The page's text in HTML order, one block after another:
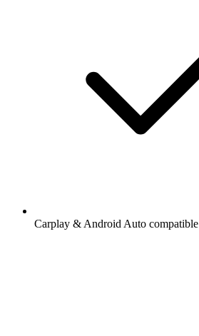
Carplay & Android Auto compatible